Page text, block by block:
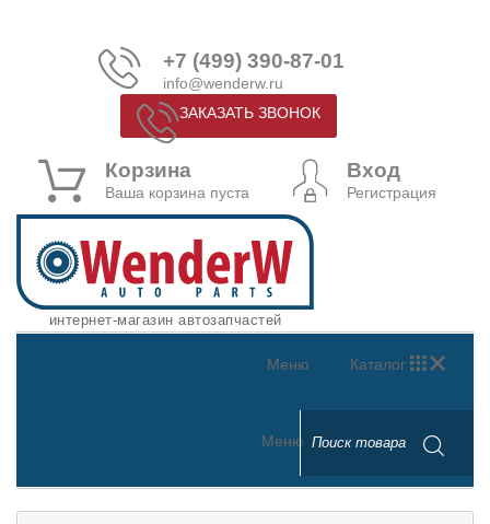
+7 (499) 390-87-01
info@wenderw.ru
ЗАКАЗАТЬ ЗВОНОК
Корзина
Ваша корзина пуста
Вход
Регистрация
интернет-магазин автозапчастей
Каталог
Меню
Меню